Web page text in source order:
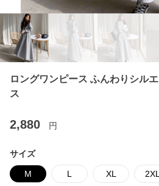
ロングワンピース ふんわりシル
ス
2,880 円
サイズ
M L XL 2XL